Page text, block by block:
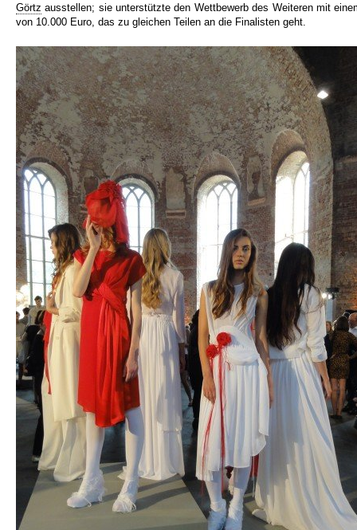
Görtz ausstellen; sie unterstützte den Wettbewerb des Weiteren mit
von 10.000 Euro, das zu gleichen Teilen an die Finalisten geht.